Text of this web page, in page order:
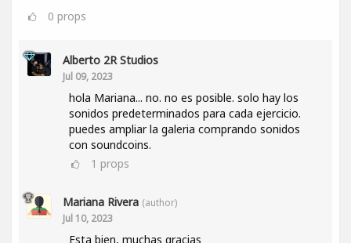
0 props
Alberto 2R Studios
Jul 09, 2023
hola Mariana... no. no es posible. solo hay los
sonidos predeterminados para cada ejercicio.
puedes ampliar la galeria comprando sonidos
con soundcoins.
1 props
Mariana Rivera (author)
Jul 10, 2023
Esta bien, muchas gracias